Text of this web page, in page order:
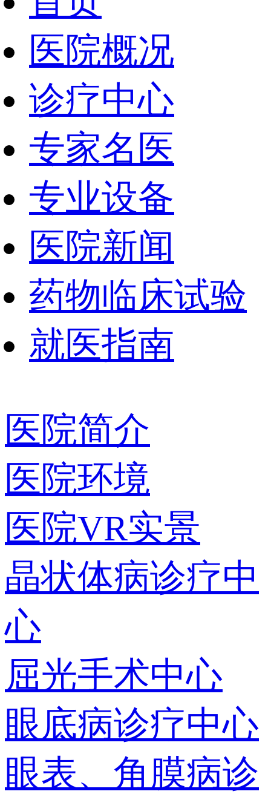
医院概况
诊疗中心
专家名医
专业设备
医院新闻
药物临床试验
就医指南
医院简介
医院环境
医院VR实景
晶状体病诊疗中
心
屈光手术中心
眼底病诊疗中心
眼表、角膜病诊